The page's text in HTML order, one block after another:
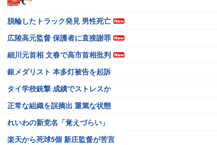
脱輪したトラック発見 男性死亡
広陵高元監督 保護者に直接謝罪
細川元首相 文春で高市首相批判
銀メダリスト 本多灯被告を起訴
タイ学校銃撃 成績でストレスか
正常な組織を誤摘出 重篤な状態
れいわの新党名「覚えづらい」
楽天から死球5個 新庄監督が苦言